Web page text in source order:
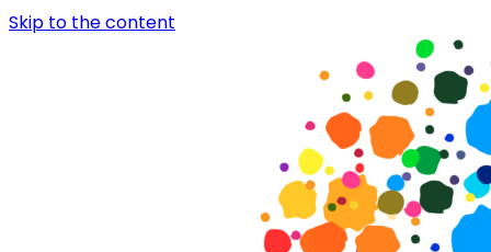
Skip to the content